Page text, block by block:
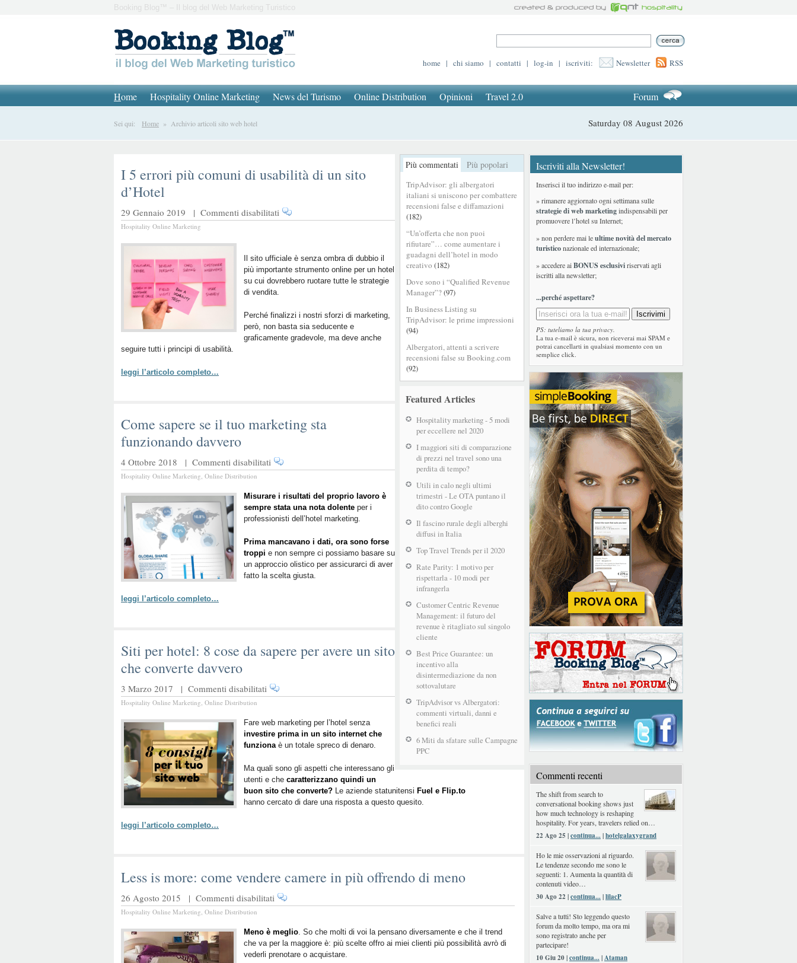
Booking Blog™ – Il blog del Web Marketing Turistico
home | chi siamo | contatti | log-in | iscriviti: Newsletter RSS
Home Hospitality Online Marketing News del Turismo Online Distribution Opinioni Travel 2.0 Forum
Sei qui: Home » Archivio articoli sito web hotel Saturday 08 August 2026
Più commentati Più popolari
TripAdvisor: gli albergatori
italiani si uniscono per combattere
recensioni false e diffamazioni
(182)
“Un’offerta che non puoi
rifiutare”… come aumentare i
guadagni dell’hotel in modo
creativo (182)
Dove sono i “Qualified Revenue
Manager”?(97)
In Business Listing su
TripAdvisor: le prime impressioni
(94)
Albergatori, attenti a scrivere
recensioni false su Booking.com
(92)
Featured Articles
Hospitality marketing - 5 modi
per eccellere nel 2020
I maggiori siti di comparazione
di prezzi nel travel sono una
perdita di tempo?
Utili in calo negli ultimi
trimestri - Le OTA puntano il
dito contro Google
Il fascino rurale degli alberghi
diffusi in Italia
Top Travel Trends per il 2020
Rate Parity: 1 motivo per
rispettarla - 10 modi per
infrangerla
Customer Centric Revenue
Management: il futuro del
revenue è ritagliato sul singolo
cliente
Best Price Guarantee: un
incentivo alla
disintermediazione da non
sottovalutare
TripAdvisor vs Albergatori:
commenti virtuali, danni e
benefici reali
6 Miti da sfatare sulle Campagne
PPC
I 5 errori più comuni di usabilità di un sito
d’Hotel
29 Gennaio 2019 | Commenti disabilitati su
I
più
comuni
di
un
sito
d’Hotel
Hospitality Online Marketing
Il sito ufficiale è senza ombra di dubbio il
più importante strumento online per un hotel
su cui dovrebbero ruotare tutte le strategie
di vendita.
Perché finalizzi i nostri sforzi di marketing,
però, non basta sia seducente e
graficamente gradevole, ma deve anche
seguire tutti i principi di usabilità.
leggi l’articolo completo…
Come sapere se il tuo marketing sta
funzionando davvero
4 Ottobre 2018 | Commenti disabilitati su
Come
se
il
tuo
sta
funzionando
davvero
Hospitality Online Marketing, Online Distribution
Misurare i risultati del proprio lavoro è
sempre stata una nota dolente per i
professionisti dell’hotel marketing.
Prima mancavano i dati, ora sono forse
troppi e non sempre ci possiamo basare su
un approccio olistico per assicurarci di aver
fatto la scelta giusta.
leggi l’articolo completo…
Siti per hotel: 8 cose da sapere per avere un sito
che converte davvero
3 Marzo 2017 | Commenti disabilitati su
Siti
hotel:
8
cose
sapere
per
avere
un
Hospitality Online Marketing, Online Distribution
Fare web marketing per l’hotel senza
investire prima in un sito internet che
funzionaè un totale spreco di denaro.
Ma quali sono gli aspetti che interessano gli
utenti e che caratterizzano quindi un
buon sito che converte? Le aziende statunitensi Fuel e Flip.to
hanno cercato di dare una risposta a questo quesito.
leggi l’articolo completo…
Less is more: come vendere camere in più offrendo di meno
26 Agosto 2015 | Commenti disabilitati su
Less
more:
come
vendere
Hospitality Online Marketing, Online Distribution
Meno è meglio. So che molti di voi la pensano diversamente e che il trend
che va per la maggiore è: più scelte offro ai miei clienti più possibilità avrò di
vederli prenotare o acquistare.
Iscriviti alla Newsletter!
Inserisci il tuo indirizzo e-mail per:
» rimanere aggiornato ogni settimana sulle
strategie di web marketingindispensabili per
promuovere l’hotel su Internet;
» non perdere mai leultime novità del mercato
turisticonazionale ed internazionale;
» accedere aiBONUS esclusiviriservati agli
iscritti alla newsletter;
...perché aspettare?
PS: tuteliamo la tua privacy.
La tua e-mail è sicura, non riceverai mai SPAM e
potrai cancellarti in qualsiasi momento con un
semplice click.
Commenti recenti
The shift from search to
conversational booking shows just
how much technology is reshaping
hospitality. For years, travelers relied on…
22 Ago 25 |continua...|hotelgalaxygrand
Ho le mie osservazioni al riguardo.
Le tendenze secondo me sono le
seguenti: 1. Aumenta la quantità di
contenuti video…
30 Ago 22 |continua...|lilacP
Salve a tutti! Sto leggendo questo
forum da molto tempo, ma ora mi
sono registrato anche per
partecipare!
10 Giu 20 |continua...|Ataman